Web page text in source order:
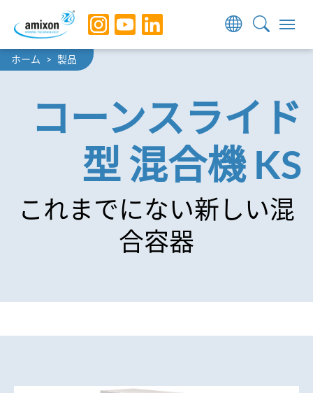
Skip to main navigation
Skip to main content
Skip to page footer
You are here:
ホーム 製品
コーンスライド
型 混合機 KS
これまでにない新しい混
合容器